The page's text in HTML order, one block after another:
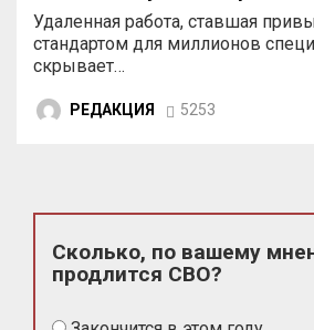
Удаленная работа, ставшая
стандартом для миллионов
скрывает…
РЕДАКЦИЯ 5253
Сколько, по вашему
продлится СВО?